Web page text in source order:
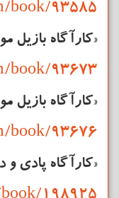
book/93585
«کارآگاه بازیل
book/93673
«کارآگاه بازیل
book/93676
«کارآگاه پادی و